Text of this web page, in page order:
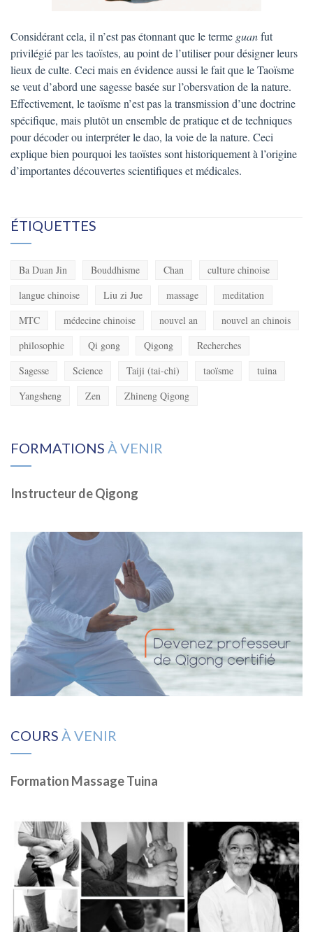
Considérant cela, il n’est pas étonnant que le terme guanfut
privilégié par les taoïstes, au point de l’utiliser pour désigner leurs
lieux de culte. Ceci mais en évidence aussi le fait que le Taoïsme
se veut d’abord une sagesse basée sur l’obersvation de la nature.
Effectivement, le taoïsme n’est pas la transmission d’une doctrine
spécifique, mais plutôt un ensemble de pratique et de techniques
pour décoder ou interpréter le dao, la voie de la nature. Ceci
explique bien pourquoi les taoïstes sont historiquement à l’origine
d’importantes découvertes scientifiques et médicales.
ÉTIQUETTES
Ba Duan Jin Bouddhisme Chan
culture chinoise
langue chinoise
Liu zi Jue massage
meditation
MTC
médecine chinoise nouvel an
nouvel an chinois
philosophie
Qi gong Qigong
Recherches
Sagesse
Science Taiji (tai-chi) taoïsme
tuina
Yangsheng
Zen Zhineng Qigong
FORMATIONS À VENIR
Instructeur de Qigong
COURS À VENIR
Formation Massage Tuina